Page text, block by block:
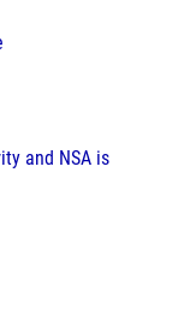
and NSA is